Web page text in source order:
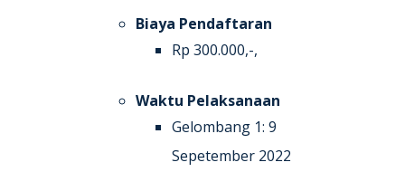
Biaya Pendaftaran
Rp 300.000,-,
Waktu Pelaksanaan
Gelombang 1: 9
Sepetember 2022